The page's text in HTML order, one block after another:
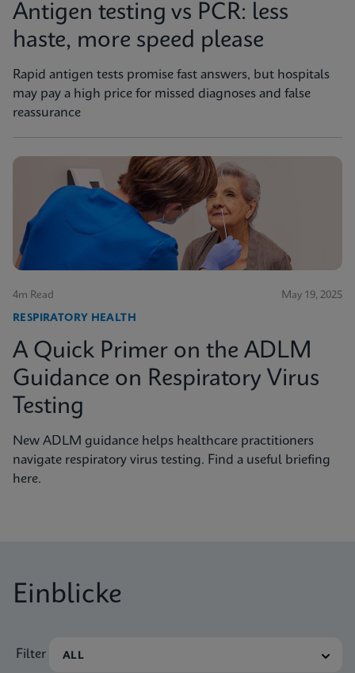
Antigen testing vs PCR: less
haste, more speed please
Rapid antigen tests promise fast answers, but hospitals
may pay a high price for missed diagnoses and false
reassurance
4m Read May 19, 2025
RESPIRATORY HEALTH
A Quick Primer on the ADLM
Guidance on Respiratory Virus
Testing
New ADLM guidance helps healthcare practitioners
navigate respiratory virus testing. Find a useful briefing
here.
Einblicke
Filter